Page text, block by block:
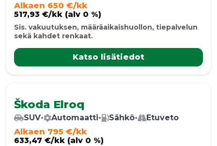
Alkaen 650 €/kk
517,93 €/kk (alv 0 %)
Sis. vakuutuksen, määräaikaishuollon, tiepalvelun
sekä kahdet renkaat.
Katso lisätiedot
Škoda Elroq
SUV• Automaatti• Sähkö• Etuveto
Alkaen 795 €/kk
633,47 €/kk (alv 0 %)